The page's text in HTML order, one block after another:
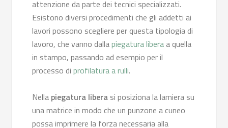
attenzione da parte dei tecnici specializzati.
Esistono diversi procedimenti che gli addetti ai
lavori possono scegliere per questa tipologia di
lavoro, che vanno dallapiegatura libera a quella
in stampo, passando ad esempio per il
processo diprofilatura a rulli.
Nella piegatura libera si posiziona la lamiera su
una matrice in modo che un punzone a cuneo
possa imprimere la forza necessaria alla